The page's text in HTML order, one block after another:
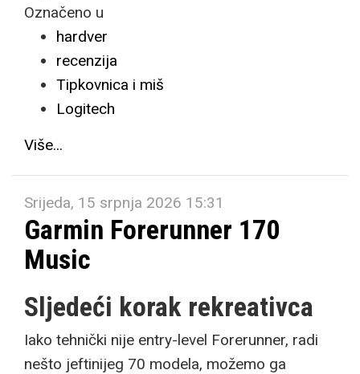
Označeno u
hardver
recenzija
Tipkovnica i miš
Logitech
Više...
Srijeda, 15 srpnja 2026 15:31
Garmin Forerunner 170
Music
Sljedeći korak rekreativca
Iako tehnički nije entry-level Forerunner, radi
nešto jeftinijeg 70 modela, možemo ga